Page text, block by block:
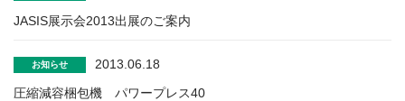
JASIS展示会2013出展のご案内
お知らせ
2013.06.18
圧縮減容梱包機 パワープレス40